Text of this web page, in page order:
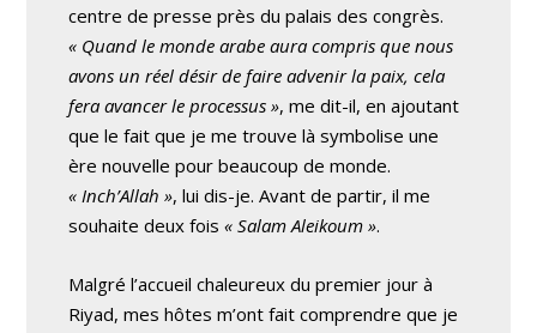
centre de presse près du palais des congrès.
« Quand le monde arabe aura compris que nous
avons un réel désir de faire advenir la paix, cela
fera avancer le processus », me dit-il, en ajoutant
que le fait que je me trouve là symbolise une
ère nouvelle pour beaucoup de monde.
« Inch’Allah », lui dis-je. Avant de partir, il me
souhaite deux fois« Salam Aleikoum ».
Malgré l’accueil chaleureux du premier jour à
Riyad, mes hôtes m’ont fait comprendre que je